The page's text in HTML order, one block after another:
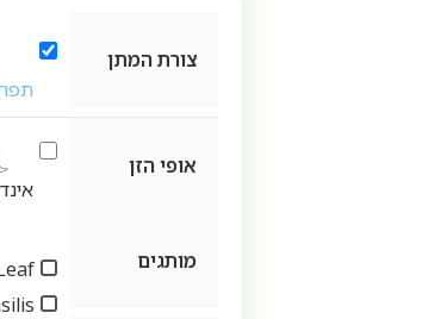
צורת המתן
אופי הזן
מותגים